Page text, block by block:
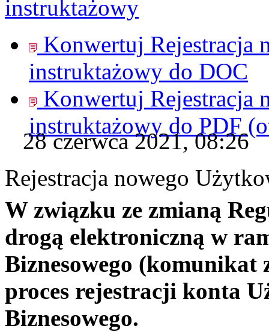
instruktażowy
Konwertuj Rejestracja
instruktażowy do DOC
Konwertuj Rejestracja
instruktażowy do PDF
28 czerwca 2021, 08:26
Rejestracja nowego
W związku ze zmianą
drogą elektroniczną w
Biznesowego (komunikat
proces rejestracji konta
Biznesowego.